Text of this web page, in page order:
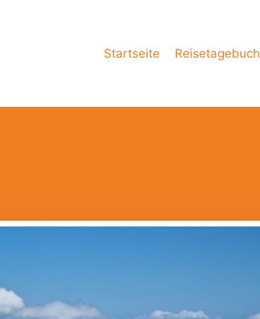
Startseite Reisetagebuch